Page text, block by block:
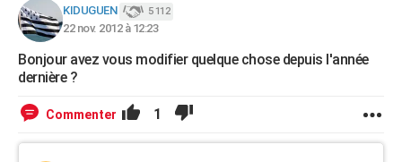
KIDUGUEN 5 112
22 nov. 2012 à 12:23
Bonjour avez vous modifier quelque chose depuis l'année
dernière ?
Commenter 1